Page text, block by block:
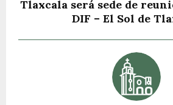
Tlaxcala será sede de
DIF – El Sol de